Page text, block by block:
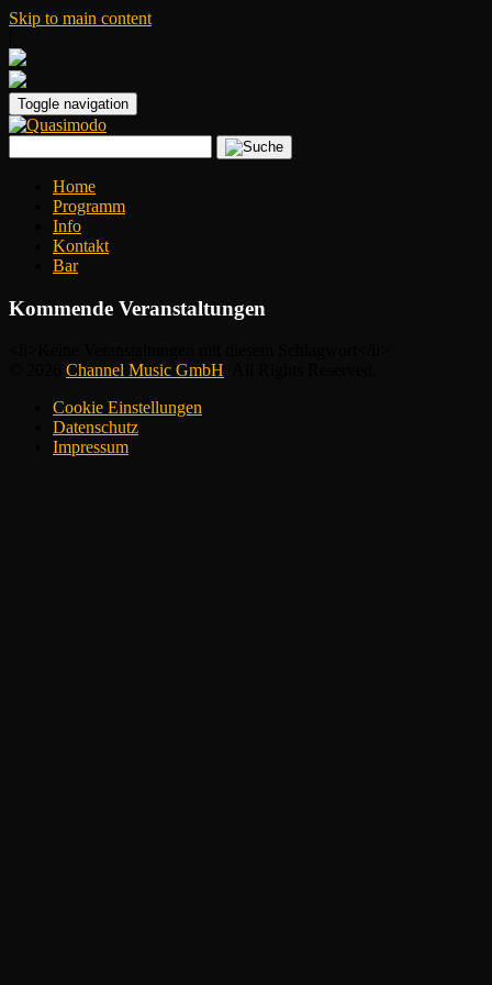
Skip to main content
Toggle navigation
Home
Programm
Info
Kontakt
Bar
Kommende Veranstaltungen
Channel Music GmbH
Cookie Einstellungen
Datenschutz
Impressum